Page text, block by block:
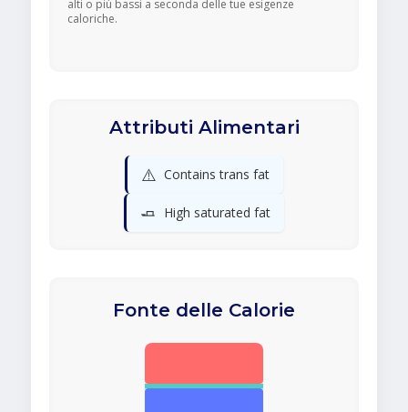
alti o più bassi a seconda delle tue esigenze
caloriche.
Attributi Alimentari
⚠️ Contains trans fat
🧈 High saturated fat
Fonte delle Calorie